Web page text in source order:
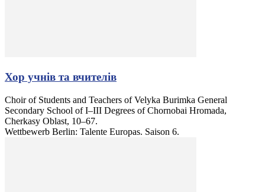
Хор учнів та вчителів
Choir of Students and Teachers of Velyka Burimka General
Secondary School of I–III Degrees of Chornobai Hromada,
Cherkasy Oblast, 10–67.
Wettbewerb Berlin: Talente Europas. Saison 6.